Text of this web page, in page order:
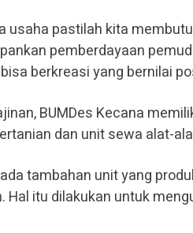
usaha pastilah kita
pemberdayaan
berkreasi yang bernilai
BUMDes Kecana
dan unit sewa alat-
tambahan unit yang
Hal itu dilakukan untuk